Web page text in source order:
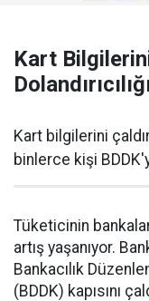
Kart
Kart bilgilerini
binlerce kişi
Tüketicinin
artış yaşanıyor.
Bankacılık
(BDDK) kapısını